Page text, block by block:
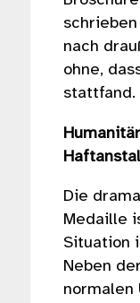
nach
ohne,
stattfand.
Die
Medaille
Situation
Neben
normalen